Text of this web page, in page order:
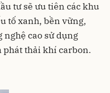
tư sẽ ưu tiên các khu
tố xanh, bền vững,
nghệ cao sử dụng
phát thải khí carbon.